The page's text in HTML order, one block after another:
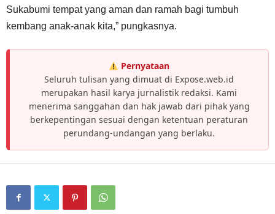
Sukabumi tempat yang aman dan ramah bagi tumbuh
kembang anak-anak kita,” pungkasnya.
Pernyataan
Seluruh tulisan yang dimuat di Expose.web.id
merupakan hasil karya jurnalistik redaksi. Kami
menerima sanggahan dan hak jawab dari pihak yang
berkepentingan sesuai dengan ketentuan peraturan
perundang-undangan yang berlaku.